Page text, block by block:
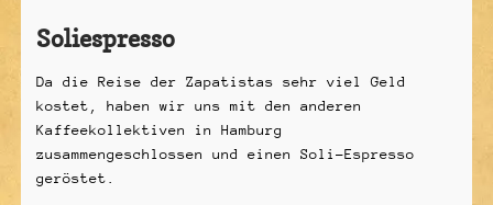
Soliespresso
Da die Reise der Zapatistas sehr viel Geld
kostet, haben wir uns mit den anderen
Kaffeekollektiven in Hamburg
zusammengeschlossen und einen Soli-Espresso
geröstet.